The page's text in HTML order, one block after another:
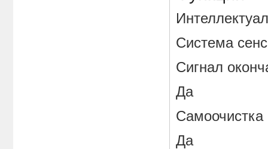
Система
Сигнал
Да
Да